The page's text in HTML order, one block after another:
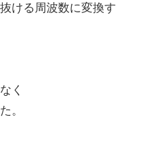
ける周波数に変換す
く
。